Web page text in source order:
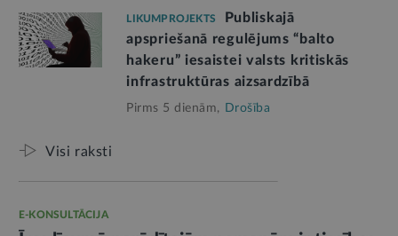
LIKUMPROJEKTS
Publiskajā
apspriešanā regulējums “balto
hakeru” iesaistei valsts kritiskās
infrastruktūras aizsardzībā
Pirms 5 dienām, Drošība
Visi raksti
E-KONSULTĀCIJA